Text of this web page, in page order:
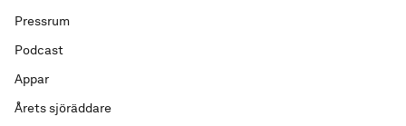
Pressrum
Podcast
Appar
Årets sjöräddare